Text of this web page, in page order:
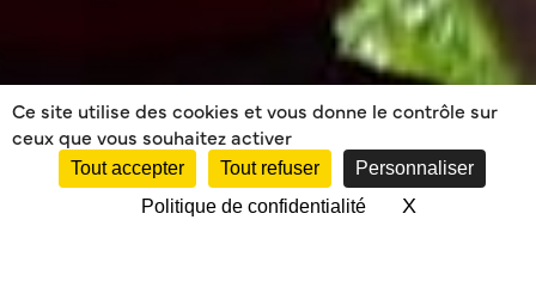
Ce site utilise des cookies et vous donne le contrôle sur
ceux que vous souhaitez activer
Tout accepter Tout refuser
Personnaliser
Politique de confidentialité
XMasquer le